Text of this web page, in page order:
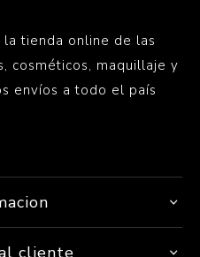
la tienda online de las
cosméticos, maquillaje y
envíos a todo el país
cliente